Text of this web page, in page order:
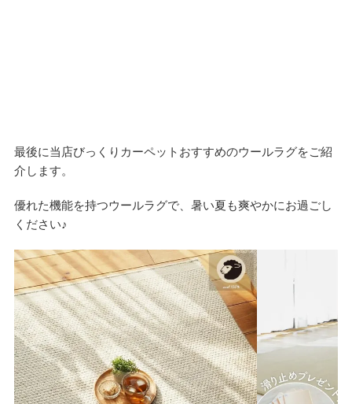
最後に当店びっくりカーペットおすすめのウールラグをご紹
介します。
優れた機能を持つウールラグで、暑い夏も爽やかにお過ごし
ください♪